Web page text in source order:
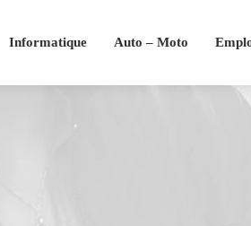
Informatique Auto – Moto